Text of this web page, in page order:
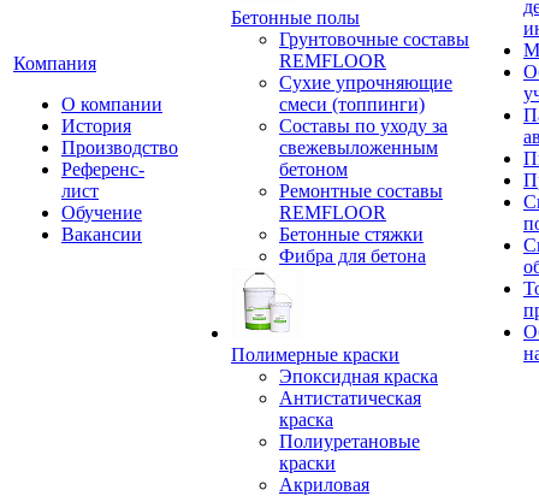
Компания
О компании
История
Производство
Референс-
лист
Обучение
Вакансии
Бетонные полы
Грунтовочные составы
REMFLOOR
Сухие упрочняющие
смеси (топпинги)
Составы по уходу за
свежевыложенным
бетоном
Ремонтные составы
REMFLOOR
Бетонные стяжки
Фибра для бетона
Полимерные краски
Эпоксидная краска
Антистатическая
краска
Полиуретановые
краски
Акриловая